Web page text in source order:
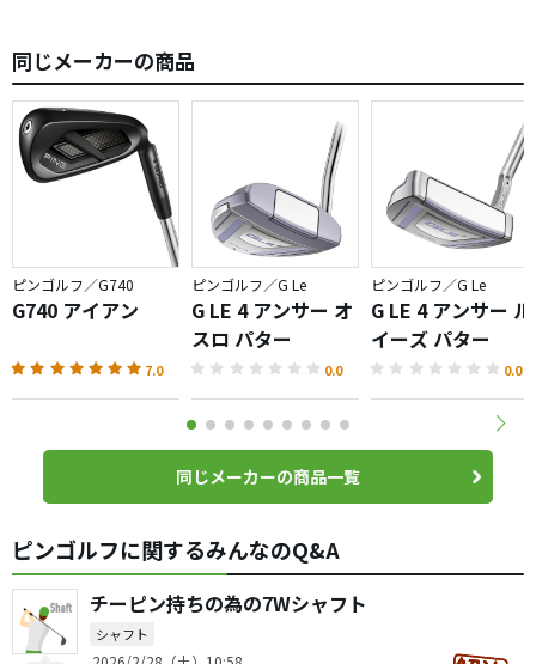
同じメーカーの商品
ピンゴルフ／G740
G740 アイアン
7.0
ピンゴルフ／G Le
G LE 4 アンサー オ
スロ パター
0.0
ピンゴルフ／G Le
G LE 4 アンサー ル
イーズ パター
0.0
同じメーカーの商品一覧
ピンゴルフに関するみんなのQ&A
チーピン持ちの為の7Wシャフト
シャフト